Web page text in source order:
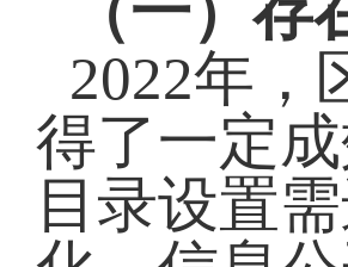
2022年，
得了一定
目录设置